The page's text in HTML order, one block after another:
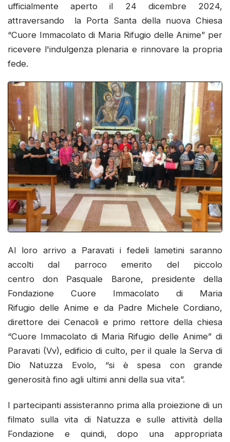
ufficialmente aperto il 24 dicembre 2024,
attraversando la Porta Santa della nuova Chiesa
“Cuore Immacolato di Maria Rifugio delle Anime” per
ricevere l'indulgenza plenaria e rinnovare la propria
fede.
Al loro arrivo a Paravati i fedeli lametini saranno
accolti dal parroco emerito del piccolo
centro don Pasquale Barone, presidente della
Fondazione Cuore Immacolato di Maria
Rifugio delle Anime e da Padre Michele Cordiano,
direttore dei Cenacoli e primo rettore della chiesa
“Cuore Immacolato di Maria Rifugio delle Anime” di
Paravati (Vv), edificio di culto, per il quale la Serva di
Dio Natuzza Evolo, “si è spesa con grande
generosità fino agli ultimi anni della sua vita”.
I partecipanti assisteranno prima alla proiezione di un
filmato sulla vita di Natuzza e sulle attività della
Fondazione e quindi, dopo una appropriata